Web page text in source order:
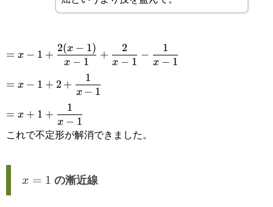
\displaystyle
1+\frac{2(x-
1)}{x-
1}+\frac{2}
\frac{1}{x-
1}
= x − 1 +
x − 1
2(x − 1)
+
x − 1
2
−
x − 1
1
\displaystyle=x-
{x-1}
= x − 1 + 2 +
x − 1
1
\displaystyle=x+1+\frac{1}
{x-1}
= x + 1 +
x − 1
1
これで不定形が解消できました。
x=1
x = 1 の漸近線